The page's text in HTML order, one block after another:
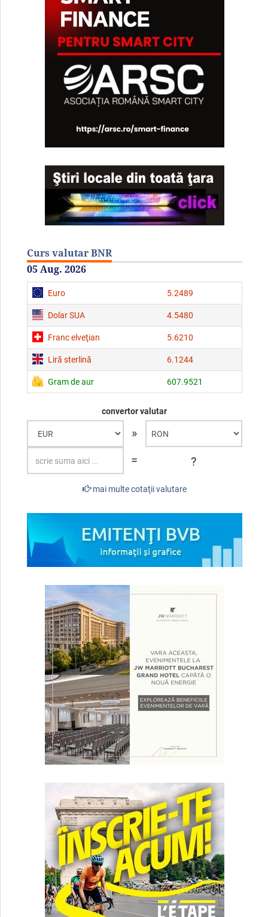
Curs valutar BNR
05 Aug. 2026
Euro 5.2489
Dolar SUA 4.5480
Franc elveţian 5.6210
Liră sterlină 6.1244
Gram de aur 607.9521
convertor valutar
»
=
?
mai multe cotaţii valutare